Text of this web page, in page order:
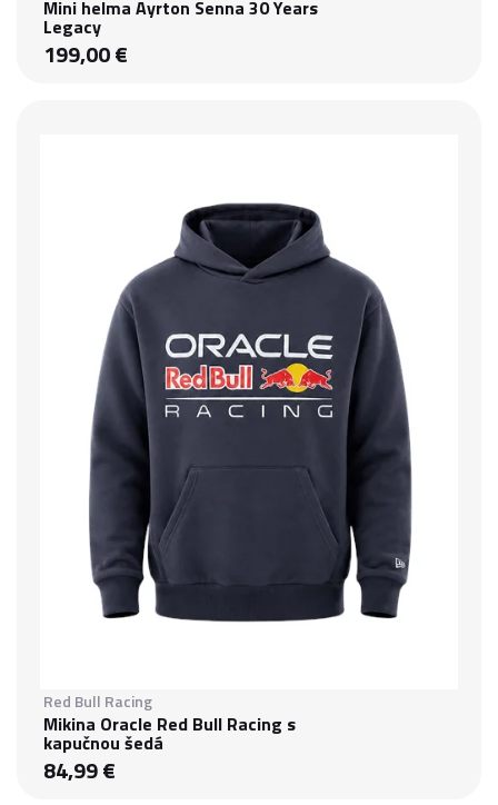
Mini helma Ayrton Senna 30 Years
Legacy
199,00 €
Red Bull Racing
Mikina Oracle Red Bull Racing s
kapučnou šedá
84,99 €